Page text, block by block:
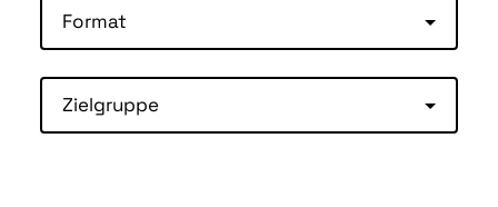
Format
Zielgruppe